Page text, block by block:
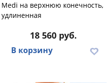
Medi на верхнюю конечность,
удлиненная
18 560 руб.
В корзину